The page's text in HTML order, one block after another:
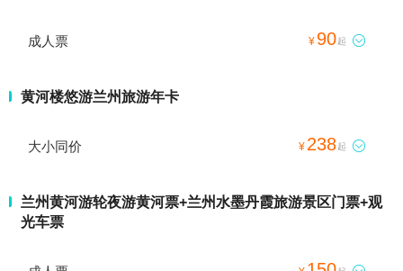
成人票 ¥ 90起 
黄河楼悠游兰州旅游年卡
大小同价 ¥ 238起 
兰州黄河游轮夜游黄河票+兰州水墨丹霞旅游景区门票+观
光车票